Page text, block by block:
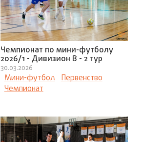
Чемпионат по мини-футболу
2026/1 - Дивизион В - 2 тур
30.03.2026
Мини-футбол Первенство
Чемпионат